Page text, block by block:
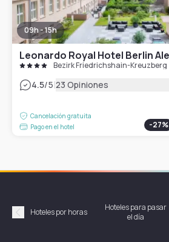
09h - 15h
Bezirk Friedrichshain-Kreuzberg
4.5/5|23 Opiniones
Cancelación gratuita
Pago en el hotel
-27%
Précédent
Hoteles por horas
Hoteles para pasar
el día